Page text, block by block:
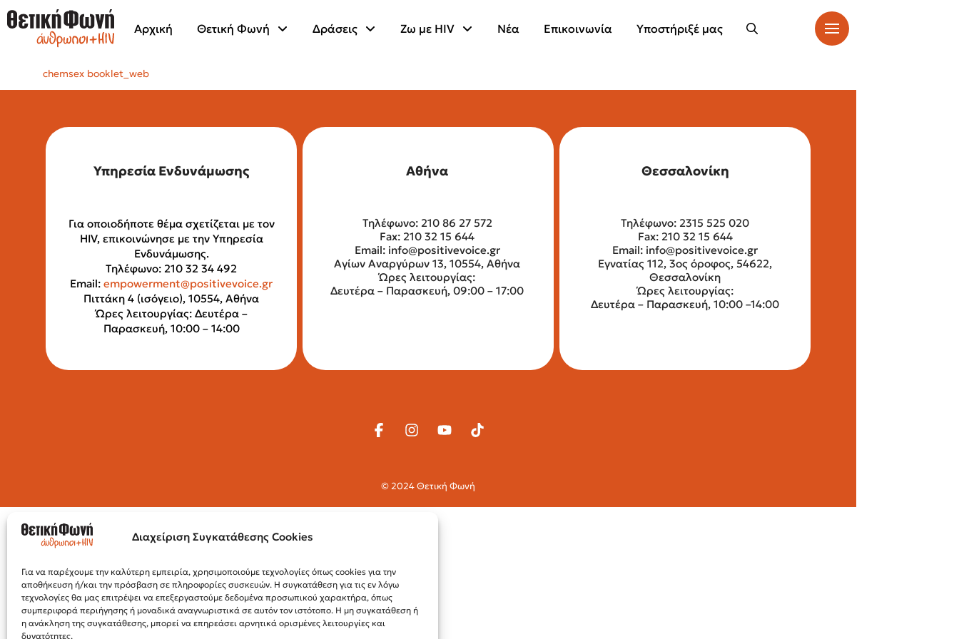
Διαχείριση Συγκατάθεσης Cookies
Για να παρέχουμε την καλύτερη εμπειρία, χρησιμοποιούμε τεχνολογίες όπως cookies για την
αποθήκευση ή/και την πρόσβαση σε πληροφορίες συσκευών. Η συγκατάθεση για τις εν λόγω
τεχνολογίες θα μας επιτρέψει να επεξεργαστούμε δεδομένα προσωπικού χαρακτήρα, όπως
συμπεριφορά περιήγησης ή μοναδικά αναγνωριστικά σε αυτόν τον ιστότοπο. Η μη συγκατάθεση ή
η ανάκληση της συγκατάθεσης, μπορεί να επηρεάσει αρνητικά ορισμένες λειτουργίες και
δυνατότητες.
Αρχική Θετική Φωνή Δράσεις Ζω με HIV Νέα Επικοινωνία Υποστήριξέ μας
chemsex booklet_web
Υπηρεσία Ενδυνάμωσης
Για οποιοδήποτε θέμα σχετίζεται με τον
HIV, επικοινώνησε με την Υπηρεσία
Ενδυνάμωσης.
Τηλέφωνο: 210 32 34 492
Email: empowerment@positivevoice.gr
Πιττάκη 4 (ισόγειο), 10554, Αθήνα
Ώρες λειτουργίας: Δευτέρα –
Παρασκευή, 10:00 – 14:00
Αθήνα
Τηλέφωνο: 210 86 27 572
Fax: 210 32 15 644
Email: info@positivevoice.gr
Αγίων Αναργύρων 13, 10554, Αθήνα
Ώρες λειτουργίας:
Δευτέρα – Παρασκευή, 09:00 – 17:00
Θεσσαλονίκη
Τηλέφωνο: 2315 525 020
Fax: 210 32 15 644
Email: info@positivevoice.gr
Εγνατίας 112, 3ος όροφος, 54622,
Θεσσαλονίκη
Ώρες λειτουργίας:
Δευτέρα – Παρασκευή, 10:00 –14:00
© 2024 Θετική Φωνή